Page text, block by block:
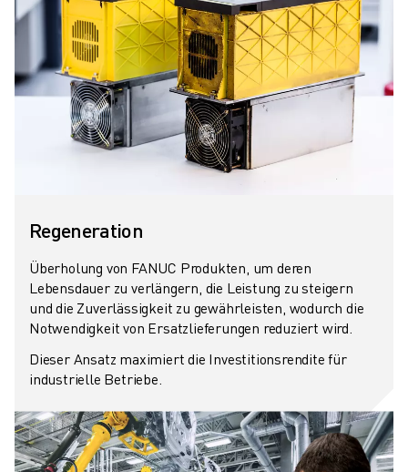
Regeneration
Überholung von FANUC Produkten, um deren
Lebensdauer zu verlängern, die Leistung zu steigern
und die Zuverlässigkeit zu gewährleisten, wodurch die
Notwendigkeit von Ersatzlieferungen reduziert wird.
Dieser Ansatz maximiert die Investitionsrendite für
industrielle Betriebe.